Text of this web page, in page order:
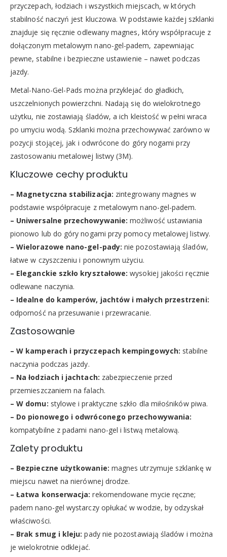
przyczepach, łodziach i wszystkich miejscach, w których
stabilność naczyń jest kluczowa. W podstawie każdej szklanki
znajduje się ręcznie odlewany magnes, który współpracuje z
dołączonym metalowym nano-gel-padem, zapewniając
pewne, stabilne i bezpieczne ustawienie – nawet podczas
jazdy.
Metal-Nano-Gel-Pads można przyklejać do gładkich,
uszczelnionych powierzchni. Nadają się do wielokrotnego
użytku, nie zostawiają śladów, a ich kleistość w pełni wraca
po umyciu wodą. Szklanki można przechowywać zarówno w
pozycji stojącej, jak i odwrócone do góry nogami przy
zastosowaniu metalowej listwy (3M).
Kluczowe cechy produktu
– Magnetyczna stabilizacja: zintegrowany magnes w
podstawie współpracuje z metalowym nano-gel-padem.
– Uniwersalne przechowywanie: możliwość ustawiania
pionowo lub do góry nogami przy pomocy metalowej listwy.
– Wielorazowe nano-gel-pady: nie pozostawiają śladów,
łatwe w czyszczeniu i ponownym użyciu.
– Eleganckie szkło kryształowe: wysokiej jakości ręcznie
odlewane naczynia.
– Idealne do kamperów, jachtów i małych przestrzeni:
odporność na przesuwanie i przewracanie.
Zastosowanie
– W kamperach i przyczepach kempingowych: stabilne
naczynia podczas jazdy.
– Na łodziach i jachtach: zabezpieczenie przed
przemieszczaniem na falach.
– W domu: stylowe i praktyczne szkło dla miłośników piwa.
– Do pionowego i odwróconego przechowywania:
kompatybilne z padami nano-gel i listwą metalową.
Zalety produktu
– Bezpieczne użytkowanie: magnes utrzymuje szklankę w
miejscu nawet na nierównej drodze.
– Łatwa konserwacja: rekomendowane mycie ręczne;
padem nano-gel wystarczy opłukać w wodzie, by odzyskał
właściwości.
– Brak smug i kleju: pady nie pozostawiają śladów i można
je wielokrotnie odklejać.